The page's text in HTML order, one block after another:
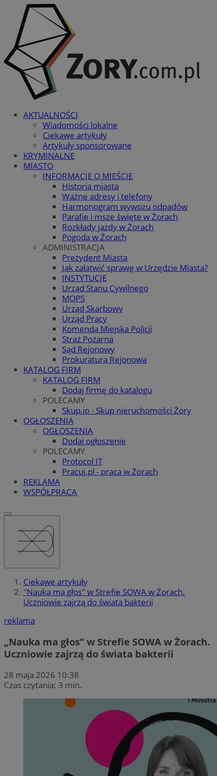
AKTUALNOŚCI
Wiadomości lokalne
Ciekawe artykuły
Artykuły sponsorowane
KRYMINALNE
MIASTO
INFORMACJE O MIEŚCIE
Historia miasta
Ważne adresy i telefony
Harmonogram wywozu odpadów
Parafie i msze święte w Żorach
Rozkłady jazdy w Żorach
Pogoda w Żorach
ADMINISTRACJA
Prezydent Miasta
Jak załatwić sprawę w Urzędzie Miasta?
INSTYTUCJE
Urząd Stanu Cywilnego
MOPS
Urząd Skarbowy
Urząd Pracy
Komenda Miejska Policji
Straż Pożarna
Sąd Rejonowy
Prokuratura Rejonowa
KATALOG FIRM
KATALOG FIRM
Dodaj firmę do katalogu
POLECAMY
Skup.io - Skup nieruchomości Żory
OGŁOSZENIA
OGŁOSZENIA
Dodaj ogłoszenie
POLECAMY
Protocol IT
Pracuj.pl - praca w Żorach
REKLAMA
WSPÓŁPRACA
Ciekawe artykuły
"Nauka ma głos" w Strefie SOWA w Żorach.
Uczniowie zajrzą do świata bakterii
reklama
„Nauka ma głos” w Strefie SOWA w Żorach.
Uczniowie zajrzą do świata bakterii
28 maja 2026 10:38
Czas czytania: 3 min.